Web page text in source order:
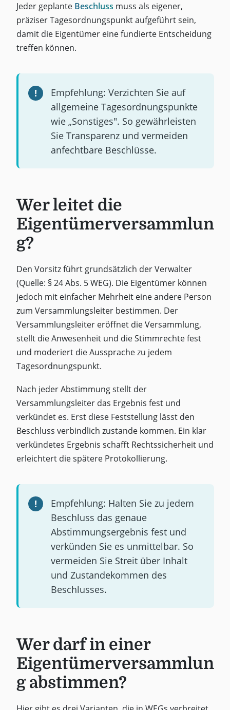
Jeder geplante Beschluss muss als eigener,
präziser Tagesordnungspunkt aufgeführt sein,
damit die Eigentümer eine fundierte Entscheidung
treffen können.
Empfehlung: Verzichten Sie auf
allgemeine Tagesordnungspunkte
wie „Sonstiges". So gewährleisten
Sie Transparenz und vermeiden
anfechtbare Beschlüsse.
Wer leitet die
Eigentümerversammlun
g?
Den Vorsitz führt grundsätzlich der Verwalter
(Quelle: § 24 Abs. 5 WEG). Die Eigentümer können
jedoch mit einfacher Mehrheit eine andere Person
zum Versammlungsleiter bestimmen. Der
Versammlungsleiter eröffnet die Versammlung,
stellt die Anwesenheit und die Stimmrechte fest
und moderiert die Aussprache zu jedem
Tagesordnungspunkt.
Nach jeder Abstimmung stellt der
Versammlungsleiter das Ergebnis fest und
verkündet es. Erst diese Feststellung lässt den
Beschluss verbindlich zustande kommen. Ein klar
verkündetes Ergebnis schafft Rechtssicherheit und
erleichtert die spätere Protokollierung.
Empfehlung: Halten Sie zu jedem
Beschluss das genaue
Abstimmungsergebnis fest und
verkünden Sie es unmittelbar. So
vermeiden Sie Streit über Inhalt
und Zustandekommen des
Beschlusses.
Wer darf in einer
Eigentümerversammlun
g abstimmen?